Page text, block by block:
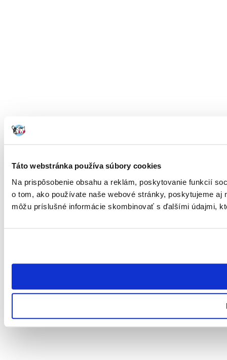
Táto webstránka používa súbory cookies
Na prispôsobenie obsahu a reklám, poskytovanie funkcií
o tom, ako používate naše webové stránky, poskytujeme
môžu príslušné informácie skombinovať s ďalšími údajmi,